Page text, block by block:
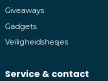
Giveaways
Gadgets
Veiligheidshesjes
Service & contact